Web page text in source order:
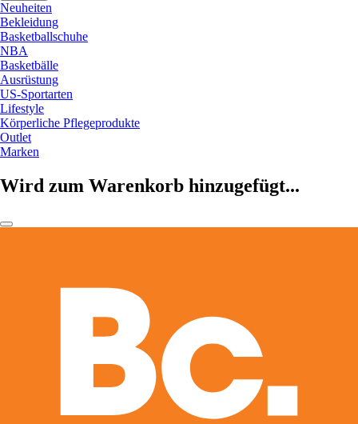
Neuheiten
Bekleidung
Basketballschuhe
NBA
Basketbälle
Ausrüstung
US-Sportarten
Lifestyle
Körperliche Pflegeprodukte
Outlet
Marken
Wird zum Warenkorb hinzugefügt...